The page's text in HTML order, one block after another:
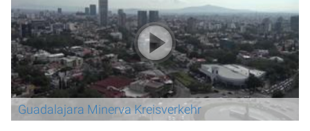
Guadalajara Minerva Kreisverkehr